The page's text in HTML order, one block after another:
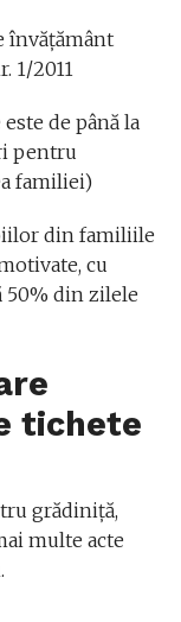
învățământ
1/2011
de până la
pentru
familiei)
din familiile
cu
50% din zilele
tichete
grădiniță,
multe acte